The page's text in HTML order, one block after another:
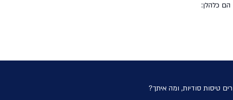
הם כלהלן:
טיסות סודיות, ומה איתך?